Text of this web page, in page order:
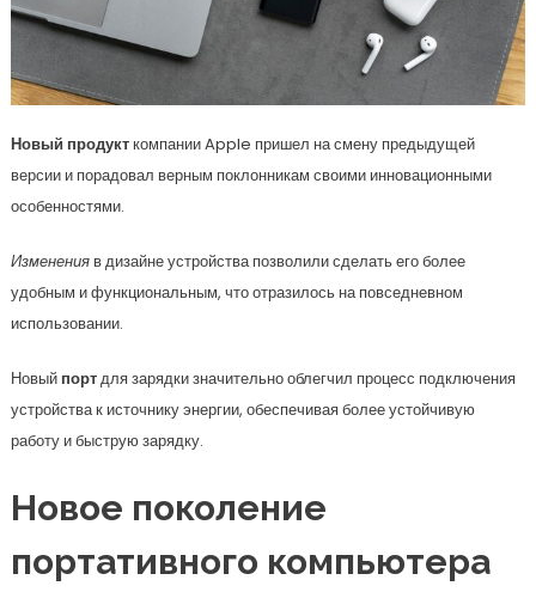
Новый продукткомпании Apple пришел на смену предыдущей
версии и порадовал верным поклонникам своими инновационными
особенностями.
Измененияв дизайне устройства позволили сделать его более
удобным и функциональным, что отразилось на повседневном
использовании.
Новый портдля зарядки значительно облегчил процесс подключения
устройства к источнику энергии, обеспечивая более устойчивую
работу и быструю зарядку.
Новое поколение
портативного компьютера